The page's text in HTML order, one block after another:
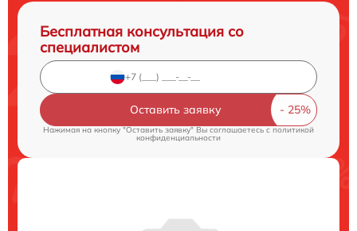
Бесплатная консультация со
специалистом
Оставить заявку
Нажимая на кнопку "Оставить заявку" Вы соглашаетесь cполитикой
конфиденциальности